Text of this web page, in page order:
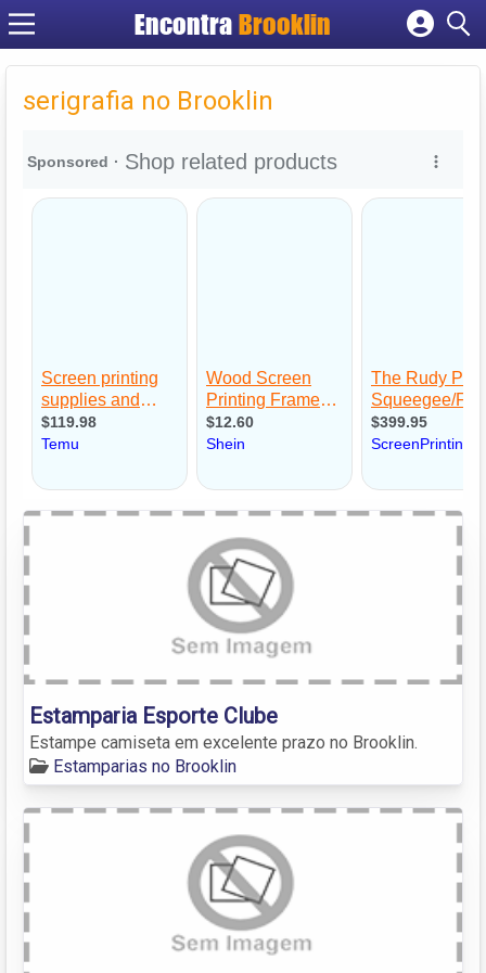
Encontra Brooklin
Cadastrar empresa
Criar conta
serigrafia no Brooklin
Estamparia Esporte Clube
Estampe camiseta em excelente prazo no Brooklin.
Estamparias no Brooklin